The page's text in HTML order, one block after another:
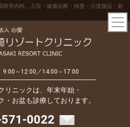
害内科。入院・健康診断・検査・介護施設・新
9:00～12:00／14:00～17:00
リニックは、年末年始・
・お盆も診療しております。
0022